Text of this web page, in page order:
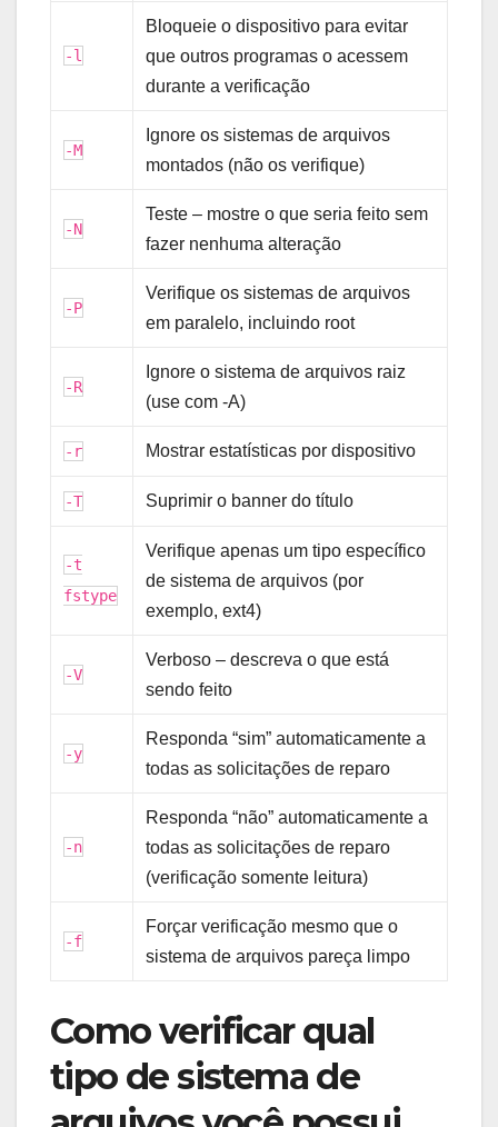
-l
Bloqueie o dispositivo para evitar
que outros programas o acessem
durante a verificação
-M
Ignore os sistemas de arquivos
montados (não os verifique)
-N
Teste – mostre o que seria feito sem
fazer nenhuma alteração
-P
Verifique os sistemas de arquivos
em paralelo, incluindo root
-R
Ignore o sistema de arquivos raiz
(use com -A)
-r Mostrar estatísticas por dispositivo
-T Suprimir o banner do título
-t
fstype
Verifique apenas um tipo específico
de sistema de arquivos (por
exemplo, ext4)
-V
Verboso – descreva o que está
sendo feito
-y
Responda “sim” automaticamente a
todas as solicitações de reparo
-n
Responda “não” automaticamente a
todas as solicitações de reparo
(verificação somente leitura)
-f
Forçar verificação mesmo que o
sistema de arquivos pareça limpo
Como verificar qual
tipo de sistema de